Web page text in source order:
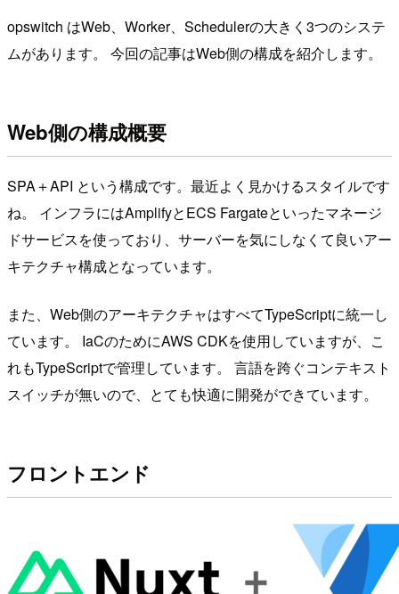
opswitch はWeb、Worker、Schedulerの大きく3つのシステ
ムがあります。 今回の記事はWeb側の構成を紹介します。
Web側の構成概要
SPA＋API という構成です。最近よく見かけるスタイルです
ね。 インフラにはAmplifyとECS Fargateといったマネージ
ドサービスを使っており、サーバーを気にしなくて良いアー
キテクチャ構成となっています。
また、Web側のアーキテクチャはすべてTypeScriptに統一し
ています。 IaCのためにAWS CDKを使用していますが、こ
れもTypeScriptで管理しています。 言語を跨ぐコンテキスト
スイッチが無いので、とても快適に開発ができています。
フロントエンド